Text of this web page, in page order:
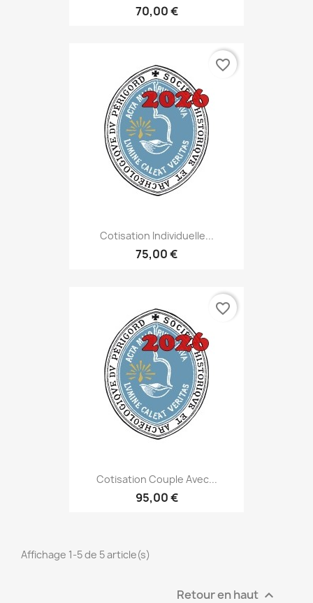
70,00 €
Cotisation Individuelle...
75,00 €
favorite_border
Cotisation Couple Avec...
95,00 €
favorite_border
Affichage 1-5 de 5 article(s)
Retour en haut 